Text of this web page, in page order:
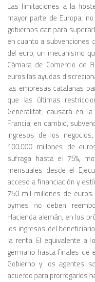
Las limitaciones a la
mayor parte de Europa,
gobiernos dan para
en cuanto a subvenciones
del euro, un mecanismo
Cámara de Comercio de
euros las ayudas
las empresas catalanas
que las últimas
Generalitat, causará en
Francia, en cambio,
ingresos de los
100.000 millones de
sufraga hasta el 75%,
mensuales desde el
acceso a financiación y
750 mil millones de
pymes no deben
Hacienda alemán, en los
los ingresos del
la renta. El equivalente a
germano hasta finales de
Gobierno y los agentes
acuerdo para prorrogarlos